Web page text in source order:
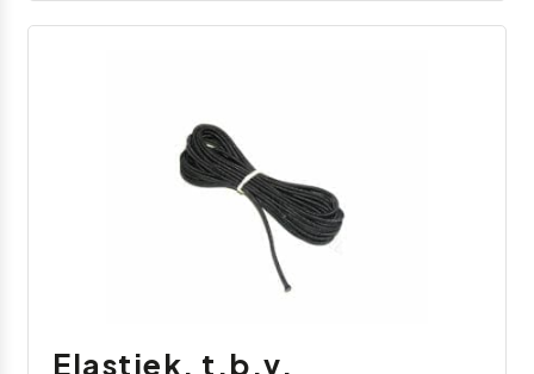
Elastiek, t.b.v.